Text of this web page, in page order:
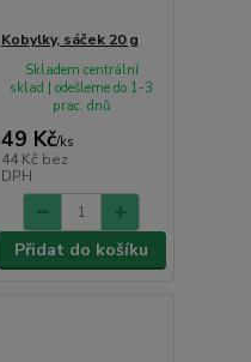
Kobylky, sáček 20 g
49 Kč/ks
44 Kč bez
DPH
Skladem centrální
sklad | odešleme do 1-3
prac. dnů
Přidat do košíku